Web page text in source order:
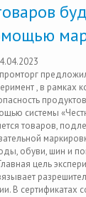
, в рамках
системы
товаров,
обуви, шин и
цель
В сертификатах